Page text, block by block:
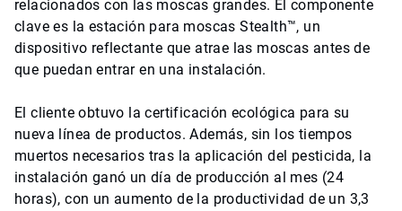
relacionados con las moscas grandes. El componente
clave es la estación para moscas Stealth™, un
dispositivo reflectante que atrae las moscas antes de
que puedan entrar en una instalación.
El cliente obtuvo la certificación ecológica para su
nueva línea de productos. Además, sin los tiempos
muertos necesarios tras la aplicación del pesticida, la
instalación ganó un día de producción al mes (24
horas), con un aumento de la productividad de un 3,3